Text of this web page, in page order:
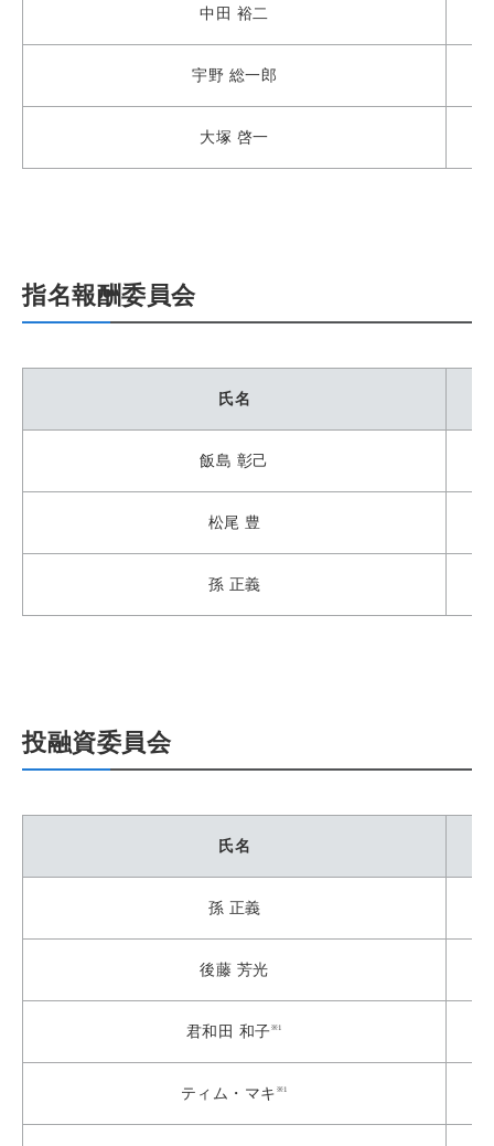
中田 裕二
宇野 総一郎
大塚 啓一
指名報酬委員会
氏名
飯島 彰己
松尾 豊
孫 正義
投融資委員会
氏名
孫 正義
後藤 芳光
君和田 和子※1
ティム・マキ ※1